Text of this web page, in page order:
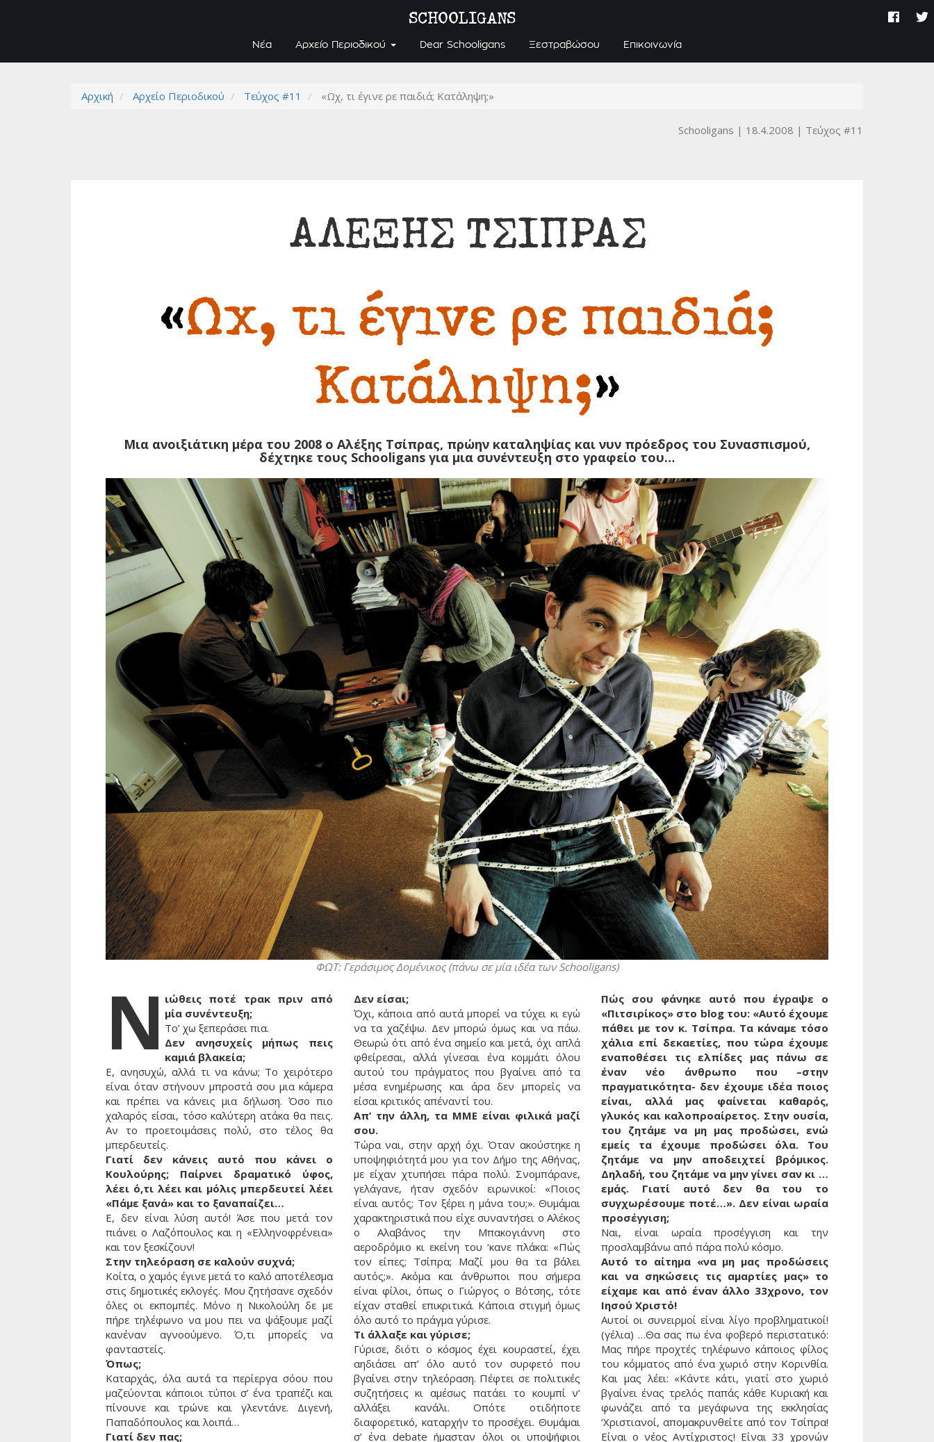
SCHOOLIGANS
Νέα Αρχείο Περιοδικού Dear Schooligans Ξεστραβώσου Επικοινωνία
Αρχική Αρχείο Περιοδικού Τεύχος #11 «Ωχ, τι έγινε ρε παιδιά; Κατάληψη;»
Schooligans 18.4.2008 Τεύχος #11
ΑΛΕΞΗΣ ΤΣΙΠΡΑΣ
«Ωχ, τι έγινε ρε παιδιά;
Κατάληψη;»
Μια ανοιξιάτικη μέρα του 2008 ο Αλέξης Τσίπρας, πρώην καταληψίας και νυν πρόεδρος του Συνασπισμού,
δέχτηκε τους Schooligans για μια συνέντευξη στο γραφείο του…
ΦΩΤ: Γεράσιμος Δομένικος (πάνω σε μία ιδέα των Schooligans)
Ν ιώθεις ποτέ τρακ πριν από
μία συνέντευξη;
Το’ χω ξεπεράσει πια.
Δεν ανησυχείς μήπως πεις
καμιά βλακεία;
Ε, ανησυχώ, αλλά τι να κάνω; Το χειρότερο
είναι όταν στήνουν μπροστά σου μια κάμερα
και πρέπει να κάνεις μια δήλωση. Όσο πιο
χαλαρός είσαι, τόσο καλύτερη ατάκα θα πεις.
Αν το προετοιμάσεις πολύ, στο τέλος θα
μπερδευτείς.
Γιατί δεν κάνεις αυτό που κάνει ο
Κουλούρης; Παίρνει δραματικό ύφος,
λέει ό,τι λέει και μόλις μπερδευτεί λέει
«Πάμε ξανά» και το ξαναπαίζει…
Ε, δεν είναι λύση αυτό! Άσε που μετά τον
πιάνει ο Λαζόπουλος και η «Ελληνοφρένεια»
και τον ξεσκίζουν!
Στην τηλεόραση σε καλούν συχνά;
Κοίτα, ο χαμός έγινε μετά το καλό αποτέλεσμα
στις δημοτικές εκλογές. Μου ζητήσανε σχεδόν
όλες οι εκπομπές. Μόνο η Νικολούλη δε με
πήρε τηλέφωνο να μου πει να ψάξουμε μαζί
κανέναν αγνοούμενο. Ό,τι μπορείς να
φανταστείς.
Όπως;
Καταρχάς, όλα αυτά τα περίεργα σόου που
μαζεύονται κάποιοι τύποι σ’ ένα τραπέζι και
πίνουνε και τρώνε και γλεντάνε. Διγενή,
Παπαδόπουλος και λοιπά…
Γιατί δεν πας;
Δεν είσαι;
Όχι, κάποια από αυτά μπορεί να τύχει κι εγώ
να τα χαζέψω. Δεν μπορώ όμως και να πάω.
Θεωρώ ότι από ένα σημείο και μετά, όχι απλά
φθείρεσαι, αλλά γίνεσαι ένα κομμάτι όλου
αυτού του πράγματος που βγαίνει από τα
μέσα ενημέρωσης και άρα δεν μπορείς να
είσαι κριτικός απέναντί του.
Απ’ την άλλη, τα ΜΜΕ είναι φιλικά μαζί
σου.
Τώρα ναι, στην αρχή όχι. Όταν ακούστηκε η
υποψηφιότητά μου για τον Δήμο της Αθήνας,
με είχαν χτυπήσει πάρα πολύ. Σνομπάρανε,
γελάγανε, ήταν σχεδόν ειρωνικοί: «Ποιος
είναι αυτός; Τον ξέρει η μάνα του;». Θυμάμαι
χαρακτηριστικά που είχε συναντήσει ο Αλέκος
ο Αλαβάνος την Μπακογιάννη στο
αεροδρόμιο κι εκείνη του ‘κανε πλάκα: «Πώς
τον είπες; Τσίπρα; Μαζί μου θα τα βάλει
αυτός;». Ακόμα και άνθρωποι που σήμερα
είναι φίλοι, όπως ο Γιώργος ο Βότσης, τότε
είχαν σταθεί επικριτικά. Κάποια στιγμή όμως
όλο αυτό το πράγμα γύρισε.
Τι άλλαξε και γύρισε;
Γύρισε, διότι ο κόσμος έχει κουραστεί, έχει
αηδιάσει απ’ όλο αυτό τον συρφετό που
βγαίνει στην τηλεόραση. Πέφτει σε πολιτικές
συζητήσεις κι αμέσως πατάει το κουμπί ν’
αλλάξει κανάλι. Οπότε οτιδήποτε
διαφορετικό, καταρχήν το προσέχει. Θυμάμαι
σ’ ένα debate ήμασταν όλοι οι υποψήφιοι
Πώς σου φάνηκε αυτό που έγραψε ο
«Πιτσιρίκος» στο blog του: «Αυτό έχουμε
πάθει με τον κ. Τσίπρα. Τα κάναμε τόσο
χάλια επί δεκαετίες, που τώρα έχουμε
εναποθέσει τις ελπίδες μας πάνω σε
έναν νέο άνθρωπο που –στην
πραγματικότητα- δεν έχουμε ιδέα ποιος
είναι, αλλά μας φαίνεται καθαρός,
γλυκός και καλοπροαίρετος. Στην ουσία,
του ζητάμε να μη μας προδώσει, ενώ
εμείς τα έχουμε προδώσει όλα. Του
ζητάμε να μην αποδειχτεί βρόμικος.
Δηλαδή, του ζητάμε να μην γίνει σαν κι …
εμάς. Γιατί αυτό δεν θα του το
συγχωρέσουμε ποτέ…». Δεν είναι ωραία
προσέγγιση;
Ναι, είναι ωραία προσέγγιση και την
προσλαμβάνω από πάρα πολύ κόσμο.
Αυτό το αίτημα «να μη μας προδώσεις
και να σηκώσεις τις αμαρτίες μας» το
είχαμε και από έναν άλλο 33χρονο, τον
Ιησού Χριστό!
Αυτοί οι συνειρμοί είναι λίγο προβληματικοί!
(γέλια) …Θα σας πω ένα φοβερό περιστατικό:
Μας πήρε προχτές τηλέφωνο κάποιος φίλος
του κόμματος από ένα χωριό στην Κορινθία.
Και μας λέει: «Κάντε κάτι, γιατί στο χωριό
βγαίνει ένας τρελός παπάς κάθε Κυριακή και
φωνάζει από τα μεγάφωνα της εκκλησίας
‘Χριστιανοί, απομακρυνθείτε από τον Τσίπρα!
Είναι ο νέος Αντίχριστος! Είναι 33 χρονών